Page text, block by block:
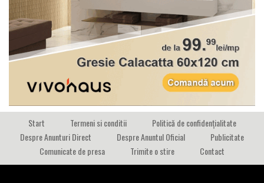
Start Termeni si conditii
Politică de confidențialitate
Despre Anunturi Direct
Despre Anuntul Oficial
Publicitate
Comunicate de presa
Trimite o stire Contact